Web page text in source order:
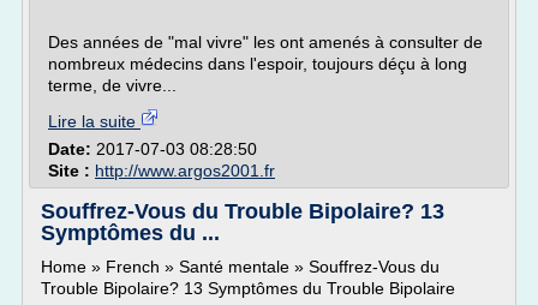
Des années de "mal vivre" les ont amenés à consulter de
nombreux médecins dans l'espoir, toujours déçu à long
terme, de vivre...
Lire la suite
Date: 2017-07-03 08:28:50
Site : http://www.argos2001.fr
Souffrez-Vous du Trouble Bipolaire? 13
Symptômes du ...
Home » French » Santé mentale » Souffrez-Vous du
Trouble Bipolaire? 13 Symptômes du Trouble Bipolaire